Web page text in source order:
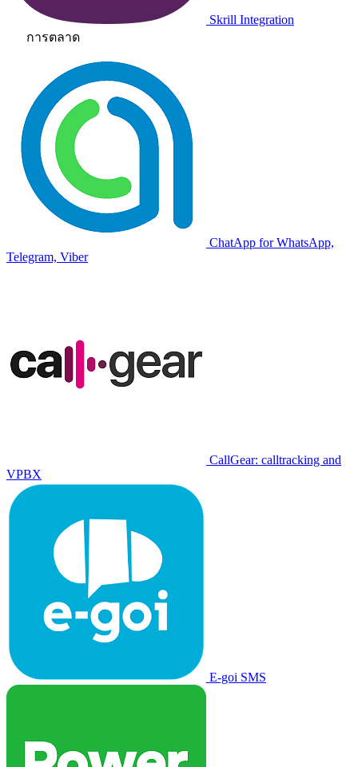
Skrill Integration
การตลาด
ChatApp for WhatsApp,
Telegram, Viber
CallGear: calltracking and
VPBX
E-goi SMS